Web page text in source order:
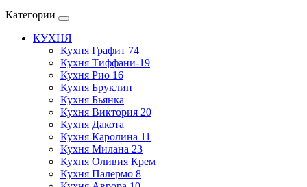
Категории
КУХНЯ
Кухня Графит 74
Кухня Тиффани-19
Кухня Рио 16
Кухня Бруклин
Кухня Бьянка
Кухня Виктория 20
Кухня Дакота
Кухня Каролина 11
Кухня Милана 23
Кухня Оливия Крем
Кухня Палермо 8